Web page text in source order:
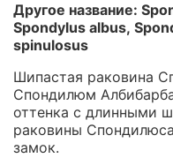
Другое название:
Spondylus albus,
spinulosus
Шипастая раковина
Спондилюм
оттенка с длинными
раковины
замок.